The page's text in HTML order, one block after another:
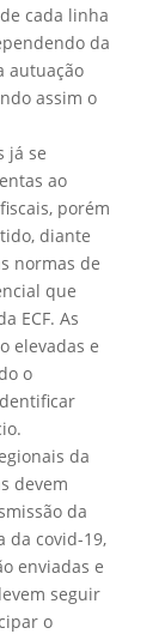
cada linha
da
autuação
assim o
já se
ao
porém
diante
normas de
que
ECF. As
elevadas e
o
da
devem
da
da covid-19,
enviadas e
seguir
o